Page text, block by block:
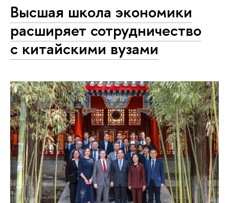
Высшая школа экономики
расширяет сотрудничество
с китайскими вузами